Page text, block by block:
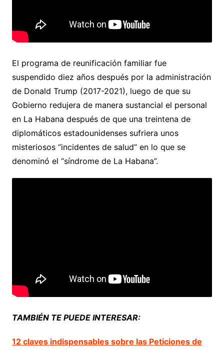
El programa de reunificación familiar fue
suspendido diez años después por la administración
de Donald Trump (2017-2021), luego de que su
Gobierno redujera de manera sustancial el personal
en La Habana después de que una treintena de
diplomáticos estadounidenses sufriera unos
misteriosos “incidentes de salud” en lo que se
denominó el “síndrome de La Habana”.
TAMBIÉN TE PUEDE INTERESAR:
12 claves indispensables sobre las Peticiones de